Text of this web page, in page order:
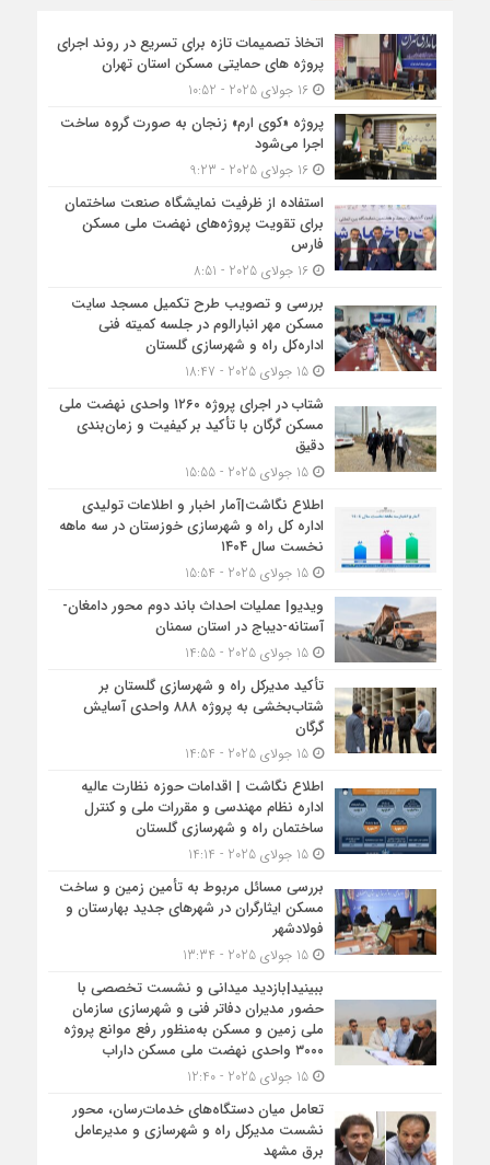
اتخاذ تصمیمات تازه برای تسریع در روند اجرای
پروژه های حمایتی مسکن استان تهران
16 جولای 2025 - 10:52
پروژه «کوی ارم» زنجان به صورت گروه ساخت
اجرا می‌شود
16 جولای 2025 - 9:23
استفاده از ظرفیت نمایشگاه صنعت ساختمان
برای تقویت پروژه‌های نهضت ملی مسکن
فارس
16 جولای 2025 - 8:51
بررسی و تصویب طرح تکمیل مسجد سایت
مسکن مهر انبارالوم در جلسه کمیته فنی
اداره‌کل راه و شهرسازی گلستان
15 جولای 2025 - 18:47
شتاب در اجرای پروژه ۱۲۶۰ واحدی نهضت ملی
مسکن گرگان با تأکید بر کیفیت و زمان‌بندی
دقیق
15 جولای 2025 - 15:55
اطلاع نگاشت|آمار اخبار و اطلاعات تولیدی
اداره کل راه و شهرسازی خوزستان در سه ماهه
نخست سال ۱۴۰۴
15 جولای 2025 - 15:54
ویدیو| عملیات احداث باند دوم محور دامغان-
آستانه-دیباج در استان سمنان
15 جولای 2025 - 14:55
تأکید مدیرکل راه و شهرسازی گلستان بر
شتاب‌بخشی به پروژه ۸۸۸ واحدی آسایش
گرگان
15 جولای 2025 - 14:54
اطلاع نگاشت | اقدامات حوزه نظارت عالیه
اداره نظام مهندسی و مقررات ملی و کنترل
ساختمان راه و شهرسازی گلستان
15 جولای 2025 - 14:14
بررسی مسائل مربوط به تأمین زمین و ساخت
مسکن ایثارگران در شهرهای جدید بهارستان و
فولادشهر
15 جولای 2025 - 13:34
ببینید|بازدید میدانی و نشست تخصصی با
حضور مدیران دفاتر فنی و شهرسازی سازمان
ملی زمین و مسکن به‌منظور رفع موانع پروژه
۳۰۰۰ واحدی نهضت ملی مسکن داراب
15 جولای 2025 - 12:40
تعامل میان دستگاه‌های خدمات‌رسان، محور
نشست مدیرکل راه و شهرسازی و مدیرعامل
برق مشهد